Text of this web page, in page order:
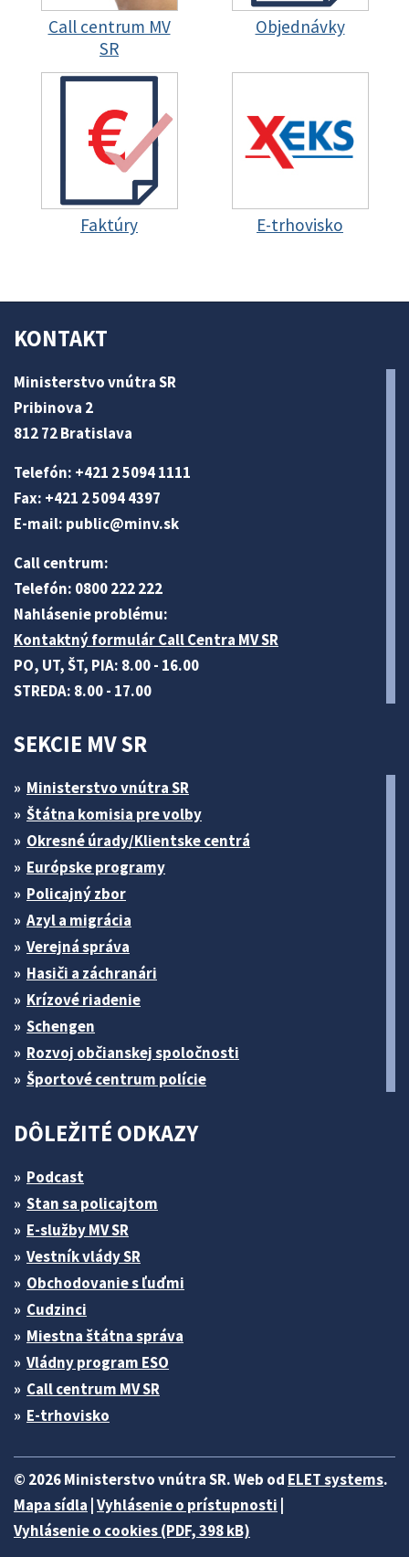
Call centrum MV
SR
Objednávky
Faktúry E-trhovisko
KONTAKT
Ministerstvo vnútra SR
Pribinova 2
812 72 Bratislava
Telefón: +421 2 5094 1111
Fax: +421 2 5094 4397
E-mail: public@minv.sk
Call centrum:
Telefón: 0800 222 222
Nahlásenie problému:
Kontaktný formulár Call Centra MV SR
PO, UT, ŠT, PIA: 8.00 - 16.00
STREDA: 8.00 - 17.00
SEKCIE MV SR
Ministerstvo vnútra SR
Štátna komisia pre volby
Okresné úrady/Klientske centrá
Európske programy
Policajný zbor
Azyl a migrácia
Verejná správa
Hasiči a záchranári
Krízové riadenie
Schengen
Rozvoj občianskej spoločnosti
Športové centrum polície
DÔLEŽITÉ ODKAZY
Podcast
Stan sa policajtom
E-služby MV SR
Vestník vlády SR
Obchodovanie s ľuďmi
Cudzinci
Miestna štátna správa
Vládny program ESO
Call centrum MV SR
E-trhovisko
© 2026 Ministerstvo vnútra SR. Web od ELET systems.
Mapa sídla Vyhlásenie o prístupnosti
Vyhlásenie o cookies (PDF, 398 kB)